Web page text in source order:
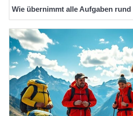
Wie übernimmt alle Aufgaben